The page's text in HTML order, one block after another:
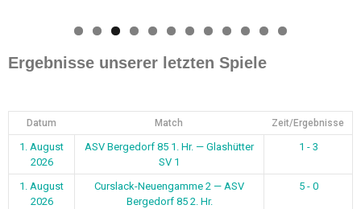
0 1 2
Ergebnisse unserer letzten Spiele
Datum Match Zeit/Ergebnisse
1. August
2026
ASV Bergedorf 85 1. Hr. — Glashütter
SV 1
1 - 3
1. August
2026
Curslack-Neuengamme 2 — ASV
Bergedorf 85 2. Hr.
5 - 0